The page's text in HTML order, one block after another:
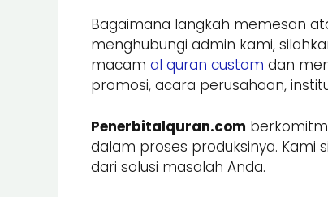
Bagaimana langkah memesan
menghubungi admin kami,
macam al quran custom dan
promosi, acara perusahaan,
Penerbitalquran.com
dalam proses produksinya.
dari solusi masalah Anda.